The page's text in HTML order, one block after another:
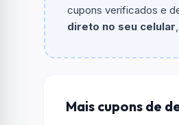
Qual é o desconto
Não informado ou
Funciona em
podem não aceitar
cupons verificados e
direto no seu celular
Mais cupons de